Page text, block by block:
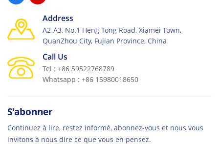
Address
A2-A3, No.1 Heng Tong Road, Xiamei Town,
QuanZhou City, Fujian Province, China
Call Us
Tel : +86 59522768789
Whatsapp : +86 15980018650
S'abonner
Continuez à lire, restez informé, abonnez-vous et nous vous
invitons à nous dire ce que vous en pensez.